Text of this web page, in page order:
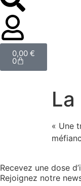
0,00 €
0
« Une
Recevez une dose
Rejoignez notre